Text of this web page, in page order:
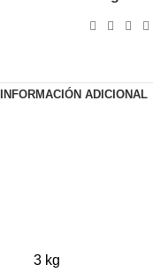
INFORMACIÓN ADICIONAL
3 kg